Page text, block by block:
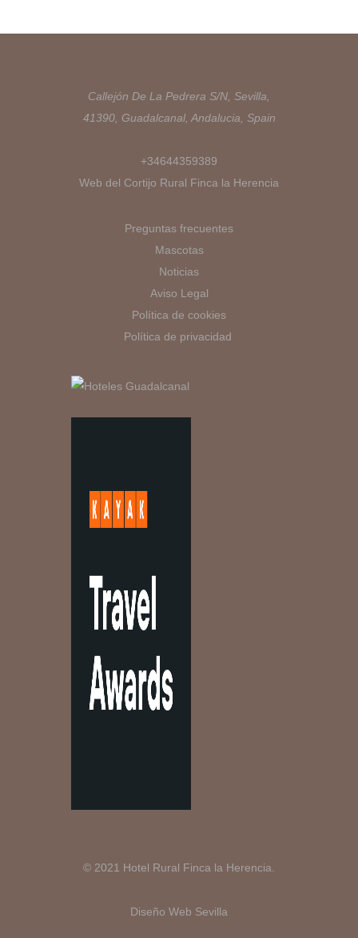
Callejón De La Pedrera S/N, Sevilla,
41390, Guadalcanal, Andalucia, Spain
+34644359389
Web del Cortijo Rural Finca la Herencia
Preguntas frecuentes
Mascotas
Noticias
Aviso Legal
Política de cookies
Política de privacidad
© 2021 Hotel Rural Finca la Herencia.
Diseño Web Sevilla